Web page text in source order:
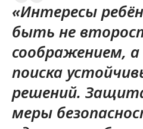
«Интересы
быть не
соображением, а
поиска
решений.
меры